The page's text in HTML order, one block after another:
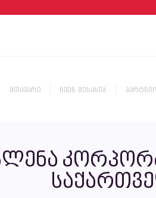
მთავარი ჩვენ შესახებ